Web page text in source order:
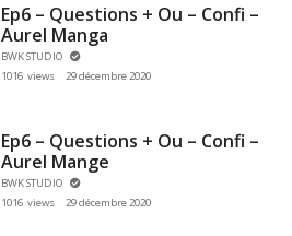
Ep6 – Questions + Ou – Confi –
Aurel Manga
BWK STUDIO
1016 views
29 décembre 2020
Ep6 – Questions + Ou – Confi –
Aurel Mange
BWK STUDIO
1016 views
29 décembre 2020